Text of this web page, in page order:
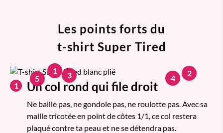
Les points forts du
t-shirt Super Tired
1 Un col rond qui file droit
Ne baille pas, ne gondole pas, ne roulotte pas. Avec sa
maille tricotée en point de côtes 1/1, ce col restera
plaqué contre ta peau et ne se détendra pas.
1 2
3 4
5